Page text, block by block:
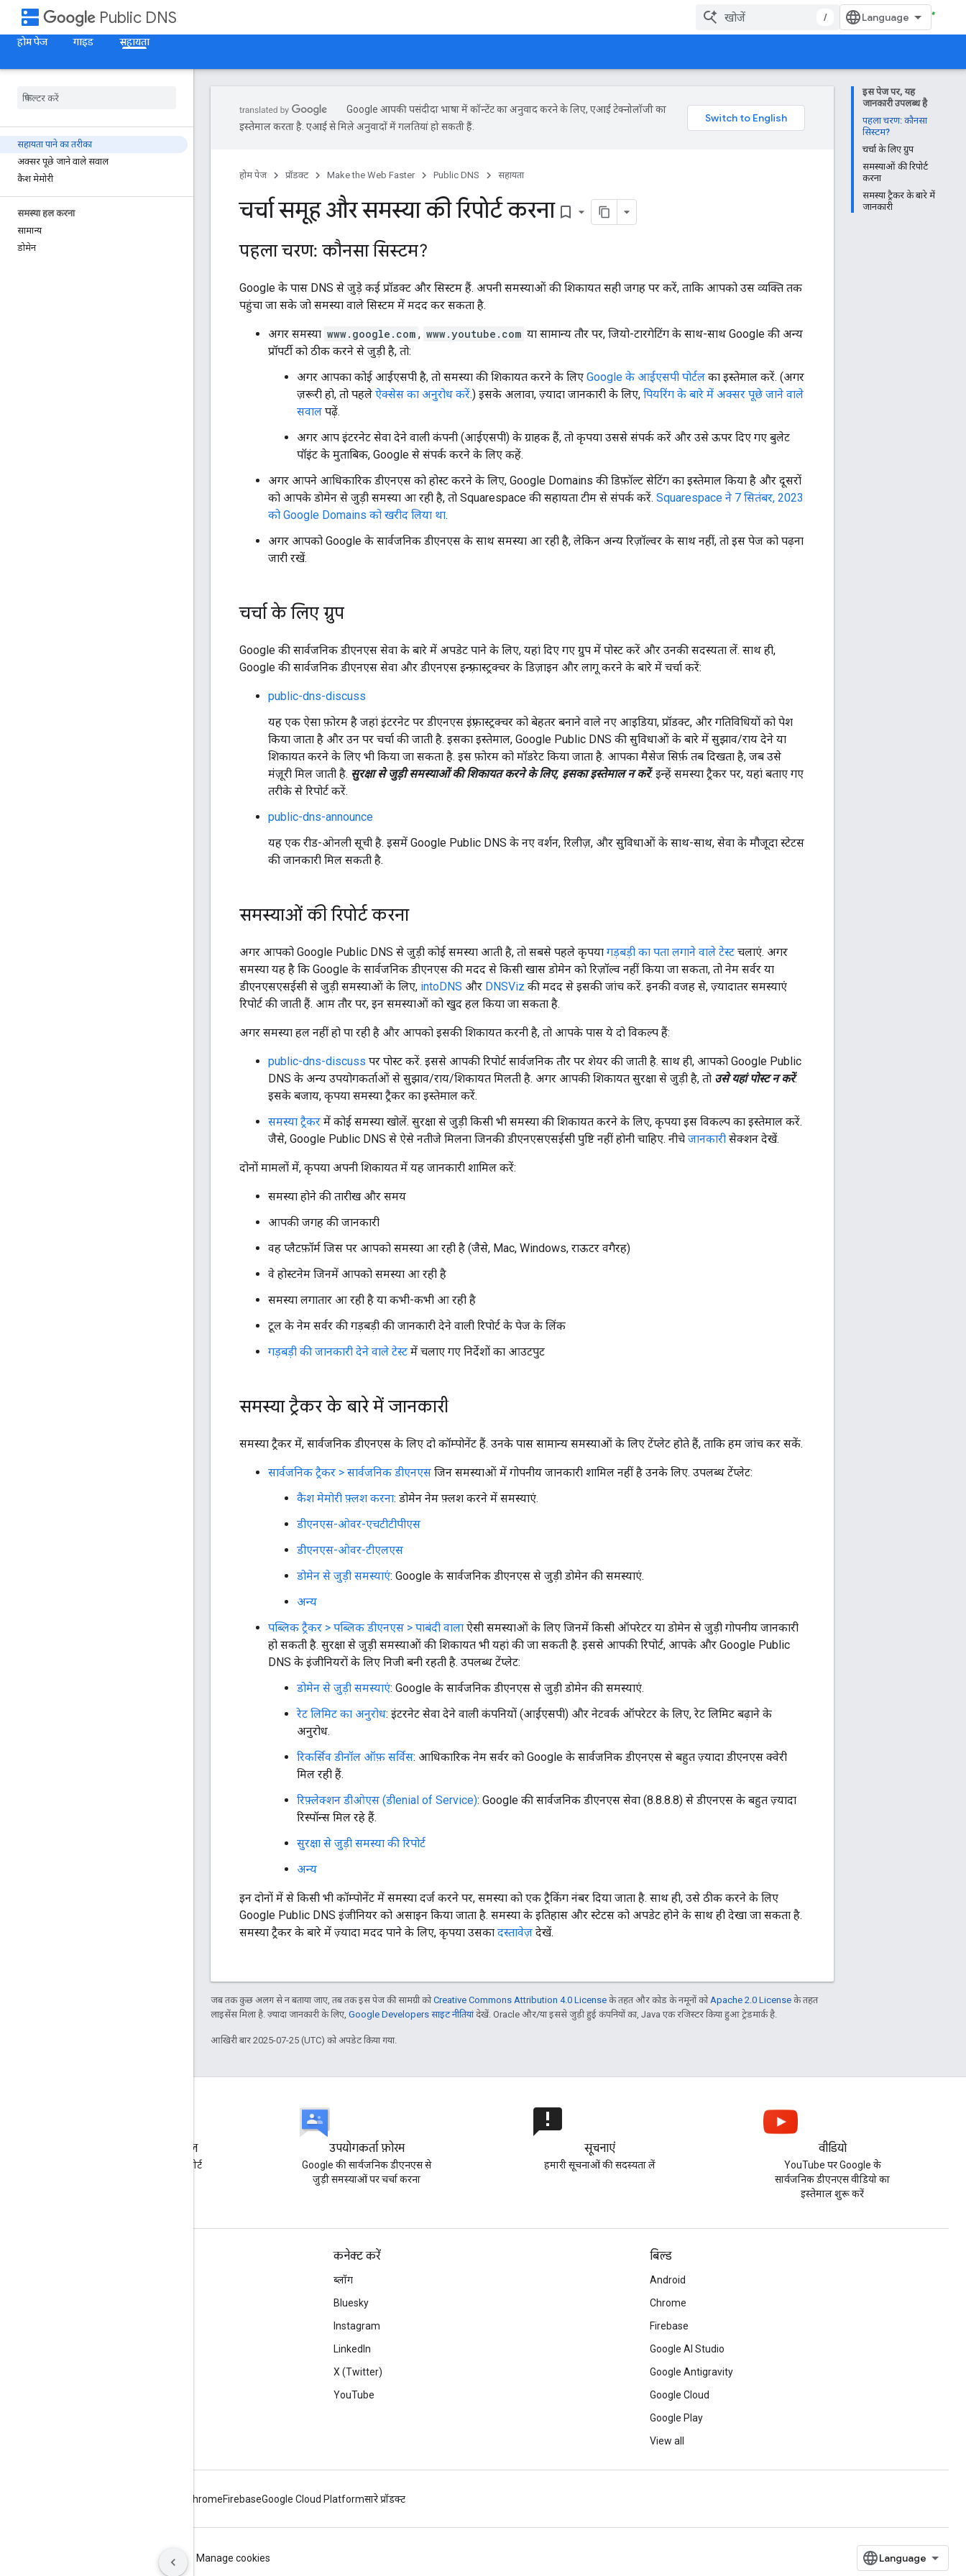
dns Public DNS
/
होम पेज
गाइड सहायता
सहायता पाने का तरीका
अक्सर पूछे जाने वाले सवाल
कैश मेमोरी
समस्या हल करना
सामान्य
डोमेन
इस पेज पर, यह
जानकारी उपलब्ध है
पहला चरण: कौनसा
सिस्टम?
चर्चा के लिए ग्रुप
समस्याओं की रिपोर्ट
करना
समस्या ट्रैकर के बारे में
जानकारी
Google आपकी पसंदीदा भाषा में कॉन्टेंट का अनुवाद करने के लिए, एआई टेक्नोलॉजी का
इस्तेमाल करता है. एआई से मिले अनुवादों में गलतियां हो सकती हैं.
होम पेज प्रॉडक्ट Make the Web Faster Public DNS सहायता
चर्चा समूह और समस्या की रिपोर्ट करना bookmark_border
पहला चरण: कौनसा सिस्टम?
Google के पास DNS से जुड़े कई प्रॉडक्ट और सिस्टम हैं. अपनी समस्याओं की शिकायत सही जगह पर करें, ताकि आपको उस व्यक्ति तक
पहुंचा जा सके जो समस्या वाले सिस्टम में मदद कर सकता है.
अगर समस्या www.google.com , www.youtube.com या सामान्य तौर पर, जियो-टारगेटिंग के साथ-साथ Google की अन्य
प्रॉपर्टी को ठीक करने से जुड़ी है, तो:
अगर आपका कोई आईएसपी है, तो समस्या की शिकायत करने के लिए Google के आईएसपी पोर्टल का इस्तेमाल करें. (अगर
ज़रूरी हो, तो पहले ऐक्सेस का अनुरोध करें.) इसके अलावा, ज़्यादा जानकारी के लिए, पियरिंग के बारे में अक्सर पूछे जाने वाले
सवाल पढ़ें.
अगर आप इंटरनेट सेवा देने वाली कंपनी (आईएसपी) के ग्राहक हैं, तो कृपया उससे संपर्क करें और उसे ऊपर दिए गए बुलेट
पॉइंट के मुताबिक, Google से संपर्क करने के लिए कहें.
अगर आपने आधिकारिक डीएनएस को होस्ट करने के लिए, Google Domains की डिफ़ॉल्ट सेटिंग का इस्तेमाल किया है और दूसरों
को आपके डोमेन से जुड़ी समस्या आ रही है, तो Squarespace की सहायता टीम से संपर्क करें. Squarespace ने 7 सितंबर, 2023
को Google Domains को खरीद लिया था.
अगर आपको Google के सार्वजनिक डीएनएस के साथ समस्या आ रही है, लेकिन अन्य रिज़ॉल्वर के साथ नहीं, तो इस पेज को पढ़ना
जारी रखें.
चर्चा के लिए ग्रुप
Google की सार्वजनिक डीएनएस सेवा के बारे में अपडेट पाने के लिए, यहां दिए गए ग्रुप में पोस्ट करें और उनकी सदस्यता लें. साथ ही,
Google की सार्वजनिक डीएनएस सेवा और डीएनएस इन्फ़्रास्ट्रक्चर के डिज़ाइन और लागू करने के बारे में चर्चा करें:
public-dns-discuss
यह एक ऐसा फ़ोरम है जहां इंटरनेट पर डीएनएस इंफ़्रास्ट्रक्चर को बेहतर बनाने वाले नए आइडिया, प्रॉडक्ट, और गतिविधियों को पेश
किया जाता है और उन पर चर्चा की जाती है. इसका इस्तेमाल, Google Public DNS की सुविधाओं के बारे में सुझाव/राय देने या
शिकायत करने के लिए भी किया जा सकता है. इस फ़ोरम को मॉडरेट किया जाता है. आपका मैसेज सिर्फ़ तब दिखता है, जब उसे
मंज़ूरी मिल जाती है. सुरक्षा से जुड़ी समस्याओं की शिकायत करने के लिए, इसका इस्तेमाल न करें. इन्हें समस्या ट्रैकर पर, यहां बताए गए
तरीके से रिपोर्ट करें.
public-dns-announce
यह एक रीड-ओनली सूची है. इसमें Google Public DNS के नए वर्शन, रिलीज़, और सुविधाओं के साथ-साथ, सेवा के मौजूदा स्टेटस
की जानकारी मिल सकती है.
समस्याओं की रिपोर्ट करना
अगर आपको Google Public DNS से जुड़ी कोई समस्या आती है, तो सबसे पहले कृपया गड़बड़ी का पता लगाने वाले टेस्ट चलाएं. अगर
समस्या यह है कि Google के सार्वजनिक डीएनएस की मदद से किसी खास डोमेन को रिज़ॉल्व नहीं किया जा सकता, तो नेम सर्वर या
डीएनएसएसईसी से जुड़ी समस्याओं के लिए, intoDNS और DNSViz की मदद से इसकी जांच करें. इनकी वजह से, ज़्यादातर समस्याएं
रिपोर्ट की जाती हैं. आम तौर पर, इन समस्याओं को खुद हल किया जा सकता है.
अगर समस्या हल नहीं हो पा रही है और आपको इसकी शिकायत करनी है, तो आपके पास ये दो विकल्प हैं:
public-dns-discuss पर पोस्ट करें. इससे आपकी रिपोर्ट सार्वजनिक तौर पर शेयर की जाती है. साथ ही, आपको Google Public
DNS के अन्य उपयोगकर्ताओं से सुझाव/राय/शिकायत मिलती है. अगर आपकी शिकायत सुरक्षा से जुड़ी है, तो उसे यहां पोस्ट न करें.
इसके बजाय, कृपया समस्या ट्रैकर का इस्तेमाल करें.
समस्या ट्रैकर में कोई समस्या खोलें. सुरक्षा से जुड़ी किसी भी समस्या की शिकायत करने के लिए, कृपया इस विकल्प का इस्तेमाल करें.
जैसे, Google Public DNS से ऐसे नतीजे मिलना जिनकी डीएनएसएसईसी पुष्टि नहीं होनी चाहिए. नीचे जानकारी सेक्शन देखें.
दोनों मामलों में, कृपया अपनी शिकायत में यह जानकारी शामिल करें:
समस्या होने की तारीख और समय
आपकी जगह की जानकारी
वह प्लैटफ़ॉर्म जिस पर आपको समस्या आ रही है (जैसे, Mac, Windows, राऊटर वगैरह)
वे होस्टनेम जिनमें आपको समस्या आ रही है
समस्या लगातार आ रही है या कभी-कभी आ रही है
टूल के नेम सर्वर की गड़बड़ी की जानकारी देने वाली रिपोर्ट के पेज के लिंक
गड़बड़ी की जानकारी देने वाले टेस्ट में चलाए गए निर्देशों का आउटपुट
समस्या ट्रैकर के बारे में जानकारी
समस्या ट्रैकर में, सार्वजनिक डीएनएस के लिए दो कॉम्पोनेंट हैं. उनके पास सामान्य समस्याओं के लिए टेंप्लेट होते हैं, ताकि हम जांच कर सकें.
सार्वजनिक ट्रैकर > सार्वजनिक डीएनएस जिन समस्याओं में गोपनीय जानकारी शामिल नहीं है उनके लिए. उपलब्ध टेंप्लेट:
कैश मेमोरी फ़्लश करना: डोमेन नेम फ़्लश करने में समस्याएं.
डीएनएस-ओवर-एचटीटीपीएस
डीएनएस-ओवर-टीएलएस
डोमेन से जुड़ी समस्याएं: Google के सार्वजनिक डीएनएस से जुड़ी डोमेन की समस्याएं.
अन्य
पब्लिक ट्रैकर > पब्लिक डीएनएस > पाबंदी वाला ऐसी समस्याओं के लिए जिनमें किसी ऑपरेटर या डोमेन से जुड़ी गोपनीय जानकारी
हो सकती है. सुरक्षा से जुड़ी समस्याओं की शिकायत भी यहां की जा सकती है. इससे आपकी रिपोर्ट, आपके और Google Public
DNS के इंजीनियरों के लिए निजी बनी रहती है. उपलब्ध टेंप्लेट:
डोमेन से जुड़ी समस्याएं: Google के सार्वजनिक डीएनएस से जुड़ी डोमेन की समस्याएं.
रेट लिमिट का अनुरोध: इंटरनेट सेवा देने वाली कंपनियों (आईएसपी) और नेटवर्क ऑपरेटर के लिए, रेट लिमिट बढ़ाने के
अनुरोध.
रिकर्सिव डीनॉल ऑफ़ सर्विस: आधिकारिक नेम सर्वर को Google के सार्वजनिक डीएनएस से बहुत ज़्यादा डीएनएस क्वेरी
मिल रही हैं.
रिफ़्लेक्शन डीओएस (डीenial of Service): Google की सार्वजनिक डीएनएस सेवा (8.8.8.8) से डीएनएस के बहुत ज़्यादा
रिस्पॉन्स मिल रहे हैं.
सुरक्षा से जुड़ी समस्या की रिपोर्ट
अन्य
इन दोनों में से किसी भी कॉम्पोनेंट में समस्या दर्ज करने पर, समस्या को एक ट्रैकिंग नंबर दिया जाता है. साथ ही, उसे ठीक करने के लिए
Google Public DNS इंजीनियर को असाइन किया जाता है. समस्या के इतिहास और स्टेटस को अपडेट होने के साथ ही देखा जा सकता है.
समस्या ट्रैकर के बारे में ज़्यादा मदद पाने के लिए, कृपया उसका दस्तावेज़ देखें.
जब तक कुछ अलग से न बताया जाए, तब तक इस पेज की सामग्री कोCreative Commons Attribution 4.0 License के तहत और कोड के नमूनों को Apache 2.0 License के तहत
लाइसेंस मिला है. ज़्यादा जानकारी के लिए, Google Developers साइट नीतियांदेखें. Oracle और/या इससे जुड़ी हुई कंपनियों का, Java एक रजिस्टर किया हुआ ट्रेडमार्क है.
आखिरी बार 2025-07-25 (UTC) को अपडेट किया गया.
समस्या को ट्रैक करने वाला टूल
कुछ गलत हुआ? हमें गड़बड़ी की रिपोर्ट
उपयोगकर्ता फ़ोरम
Google की सार्वजनिक डीएनएस से
जुड़ी समस्याओं पर चर्चा करना
announcement
सूचनाएं
हमारी सूचनाओं की सदस्यता लें
वीडियो
YouTube पर Google के
सार्वजनिक डीएनएस वीडियो का
इस्तेमाल शुरू करें
कनेक्ट करें
ब्लॉग
Bluesky
Instagram
LinkedIn
X (Twitter)
YouTube
बिल्ड
Android
Chrome
Firebase
Google AI Studio
Google Antigravity
Google Cloud
Google Play
View all
ChromeFirebaseGoogle Cloud Platformसारे प्रॉडक्ट
ICP证合字B2-20070004号 Manage cookies